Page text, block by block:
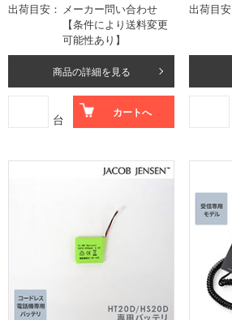
出荷目安
メーカー問い合わせ
【条件により送料変更
可能性あり】
商品の詳細を見る
台 カートへ
出荷目安